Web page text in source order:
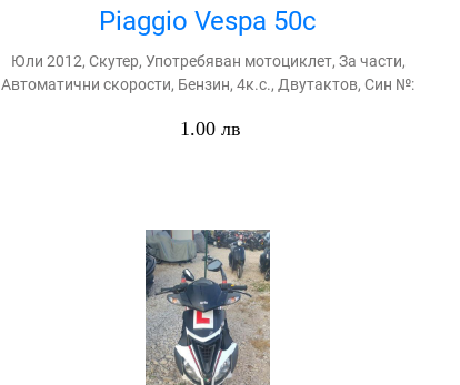
Piaggio Vespa 50c
Юли 2012, Скутер, Употребяван мотоциклет, За части,
Автоматични скорости, Бензин, 4к.с., Двутактов, Син №:
1.00 лв